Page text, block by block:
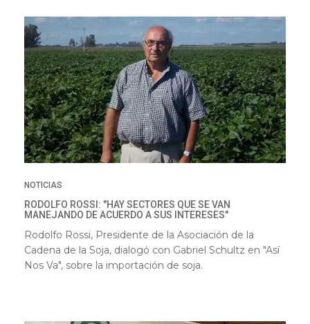
NOTICIAS
RODOLFO ROSSI: "HAY SECTORES QUE SE VAN
MANEJANDO DE ACUERDO A SUS INTERESES"
Rodolfo Rossi, Presidente de la Asociación de la
Cadena de la Soja, dialogó con Gabriel Schultz en "Así
Nos Va", sobre la importación de soja.